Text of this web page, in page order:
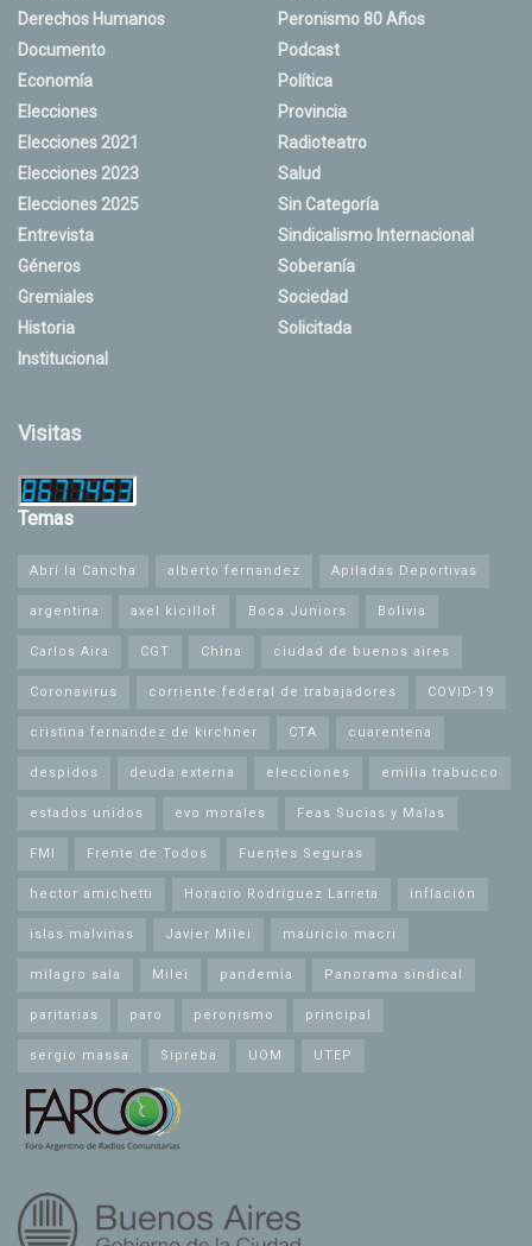
Derechos Humanos
Documento
Economía
Elecciones
Elecciones 2021
Elecciones 2023
Elecciones 2025
Entrevista
Géneros
Gremiales
Historia
Institucional
Peronismo 80 Años
Podcast
Política
Provincia
Radioteatro
Salud
Sin Categoría
Sindicalismo Internacional
Soberanía
Sociedad
Solicitada
Visitas
Temas
Abrí la Cancha alberto fernandez Apiladas Deportivas
argentina axel kicillof Boca Juniors Bolivia
Carlos Aira CGT China ciudad de buenos aires
Coronavirus corriente federal de trabajadores COVID-19
cristina fernandez de kirchner CTA cuarentena
despidos deuda externa elecciones emilia trabucco
estados unidos evo morales Feas Sucias y Malas
FMI Frente de Todos Fuentes Seguras
hector amichetti Horacio Rodríguez Larreta inflación
islas malvinas Javier Milei mauricio macri
milagro sala Milei pandemia Panorama sindical
paritarias paro peronismo principal
sergio massa Sipreba UOM UTEP